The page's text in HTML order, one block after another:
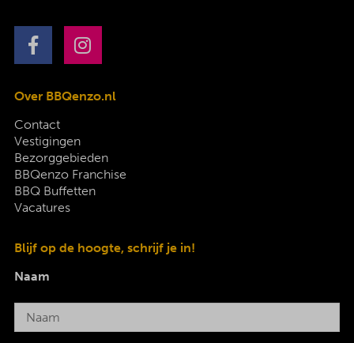
Over BBQenzo.nl
Contact
Vestigingen
Bezorggebieden
BBQenzo Franchise
BBQ Buffetten
Vacatures
Blijf op de hoogte, schrijf je in!
Naam